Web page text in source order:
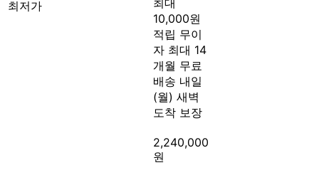
최저가
10,000원
적립 무이
자 최대 14
개월 무료
배송 내일
(월) 새벽
도착 보장
2,240,000
원